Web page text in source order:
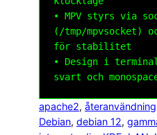
• MPV styrs via
(/tmp/mpvsocket)
för stabilitet
• Design i
apache2, återanvändning
Debian, debian 12,